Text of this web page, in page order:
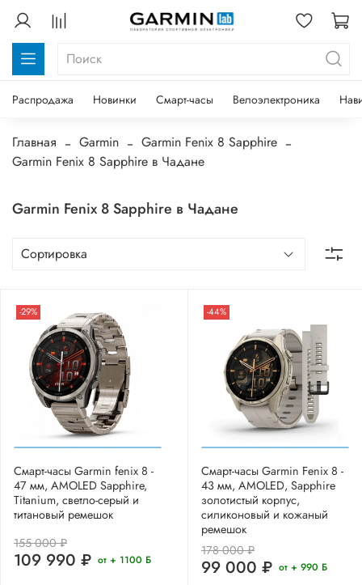
Распродажа Новинки Смарт-часы Велоэлектроника
Главная Garmin
Garmin Fenix 8 Sapphire
Garmin Fenix 8 Sapphire в Чадане
Garmin Fenix 8 Sapphire в Чадане
-29%
Смарт-часы Garmin fenix 8 -
47 мм, AMOLED Sapphire,
Titanium, светло-серый и
титановый ремешок
155 000 ₽
109 990 ₽ от + 1100 Б
-44%
Смарт-часы Garmin Fenix 8 -
43 мм, AMOLED, Sapphire
золотистый корпус,
силиконовый и кожаный
ремешок
178 000 ₽
99 000 ₽ от + 990 Б